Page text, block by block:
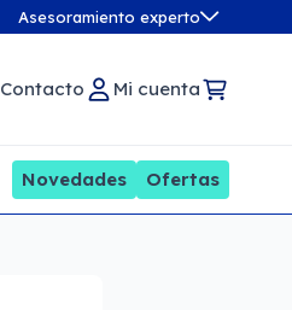
Asesoramiento experto
Contacto Mi cuenta
Novedades Ofertas